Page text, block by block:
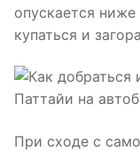
опускается
купаться и
При сходе с